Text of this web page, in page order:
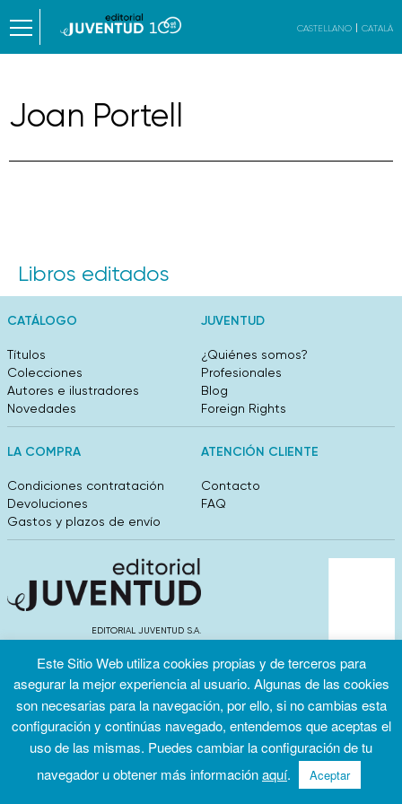
CASTELLANO CATALÀ
Joan Portell
Libros editados
CATÁLOGO
Títulos
Colecciones
Autores e ilustradores
Novedades
JUVENTUD
¿Quiénes somos?
Profesionales
Blog
Foreign Rights
LA COMPRA
Condiciones contratación
Devoluciones
Gastos y plazos de envío
ATENCIÓN CLIENTE
Contacto
FAQ
EDITORIAL JUVENTUD S.A.
info@editorialjuventud.es
Condiciones
Política de
privacidad
Política de
Este Sitio Web utiliza cookies propias y de terceros para
asegurar la mejor experiencia al usuario. Algunas de las cookies
son necesarias para la navegación, por ello, si no cambias esta
configuración y continúas navegado, entendemos que aceptas el
uso de las mismas. Puedes cambiar la configuración de tu
navegador u obtener más informaciónaquí. Aceptar